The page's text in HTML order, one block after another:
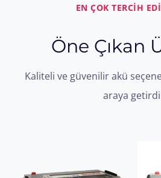
EN ÇOK TERCİH
Öne Çıkan
Kaliteli ve güvenilir akü
araya